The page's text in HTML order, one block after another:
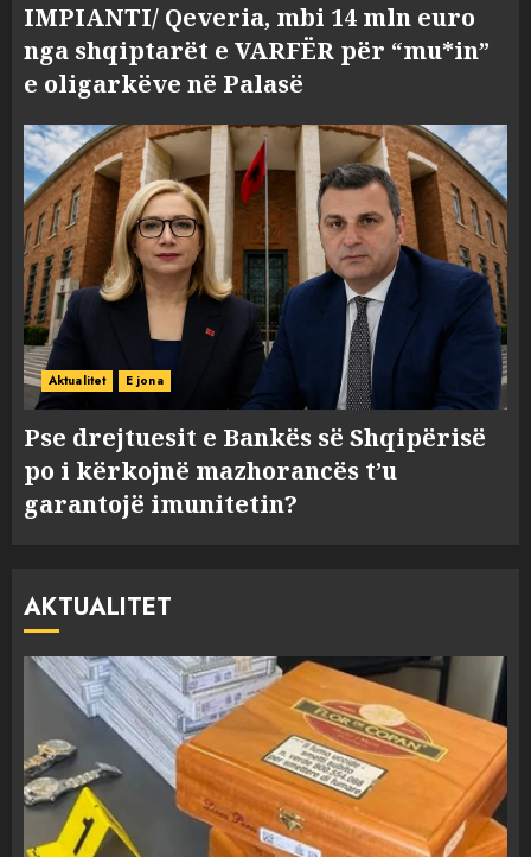
IMPIANTI/ Qeveria, mbi 14 mln euro
nga shqiptarët e VARFËR për “mu*in”
e oligarkëve në Palasë
Aktualitet E jona
Pse drejtuesit e Bankës së Shqipërisë
po i kërkojnë mazhorancës t’u
garantojë imunitetin?
AKTUALITET